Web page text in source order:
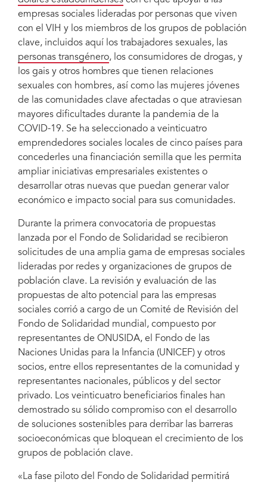
мужчинами, которые сталкиваются с дискриминацией и маргинализацией,
особенно в период пандемии COVID-19.
empresas sociales lideradas por personas que viven
con el VIH y los miembros de los grupos de población
clave, incluidos aquí los trabajadores sexuales, las
personas transgénero, los consumidores de drogas, y
los gais y otros hombres que tienen relaciones
sexuales con hombres, así como las mujeres jóvenes
de las comunidades clave afectadas o que atraviesan
mayores dificultades durante la pandemia de la
COVID-19. Se ha seleccionado a veinticuatro
emprendedores sociales locales de cinco países para
concederles una financiación semilla que les permita
ampliar iniciativas empresariales existentes o
desarrollar otras nuevas que puedan generar valor
económico e impacto social para sus comunidades.
Durante la primera convocatoria de propuestas
lanzada por el Fondo de Solidaridad se recibieron
solicitudes de una amplia gama de empresas sociales
lideradas por redes y organizaciones de grupos de
población clave. La revisión y evaluación de las
propuestas de alto potencial para las empresas
sociales corrió a cargo de un Comité de Revisión del
Fondo de Solidaridad mundial, compuesto por
representantes de ONUSIDA, el Fondo de las
Naciones Unidas para la Infancia (UNICEF) y otros
socios, entre ellos representantes de la comunidad y
representantes nacionales, públicos y del sector
privado. Los veinticuatro beneficiarios finales han
demostrado su sólido compromiso con el desarrollo
de soluciones sostenibles para derribar las barreras
socioeconómicas que bloquean el crecimiento de los
grupos de población clave.
«La fase piloto del Fondo de Solidaridad permitirá